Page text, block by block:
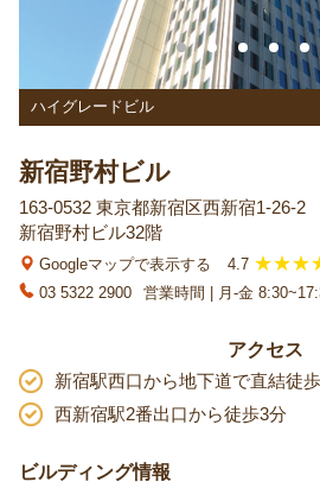
ハイグレードビル
新宿野村ビル
163-0532 東京都新宿区西新宿1-26-2
新宿野村ビル32階
Googleマップで表示する 4.7
03 5322 2900
営業時間 | 月-金
アクセス
新宿駅西口から地下道で直結徒
西新宿駅2番出口から徒歩3分
ビルディング情報